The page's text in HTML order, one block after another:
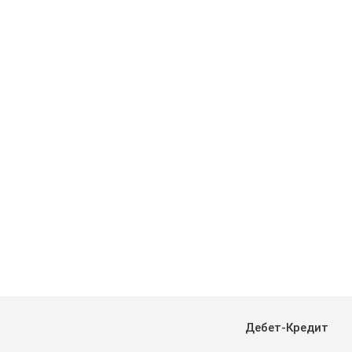
Дебет-Кредит